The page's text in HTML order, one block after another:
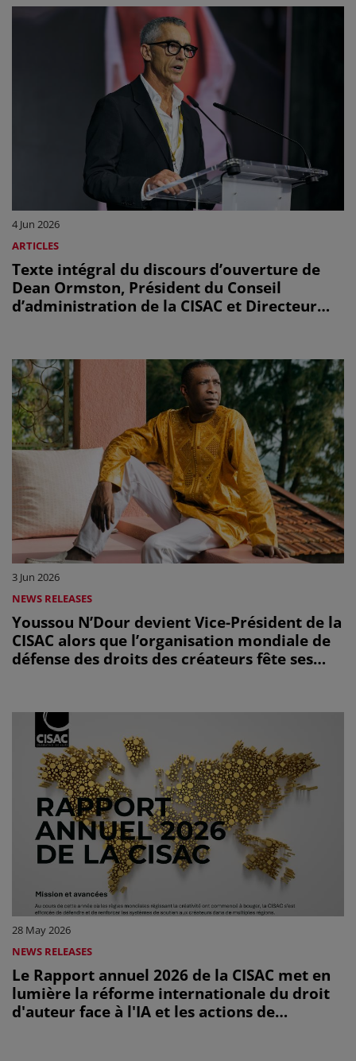
4 Jun 2026
ARTICLES
Texte intégral du discours d’ouverture de
Dean Ormston, Président du Conseil
d’administration de la CISAC et Directeur
3 Jun 2026
NEWS RELEASES
Youssou N’Dour devient Vice-Président de la
CISAC alors que l’organisation mondiale de
défense des droits des créateurs fête ses
28 May 2026
NEWS RELEASES
Le Rapport annuel 2026 de la CISAC met en
lumière la réforme internationale du droit
d'auteur face à l'IA et les actions de